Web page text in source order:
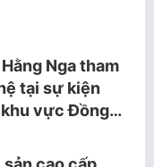
Nga tham
tại sự kiện
vực Đồng…